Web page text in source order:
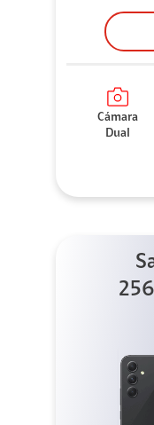
Cámara
Dual